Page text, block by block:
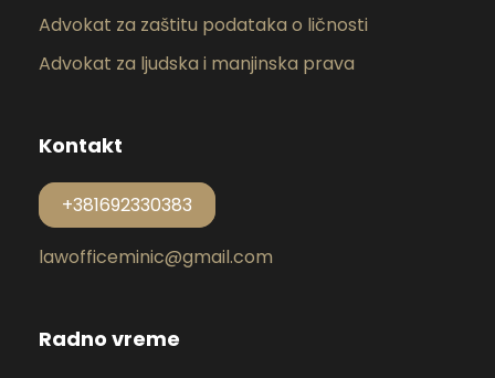
Advokat za zaštitu podataka o ličnosti
Advokat za ljudska i manjinska prava
Kontakt
+381692330383
lawofficeminic@gmail.com
Radno vreme